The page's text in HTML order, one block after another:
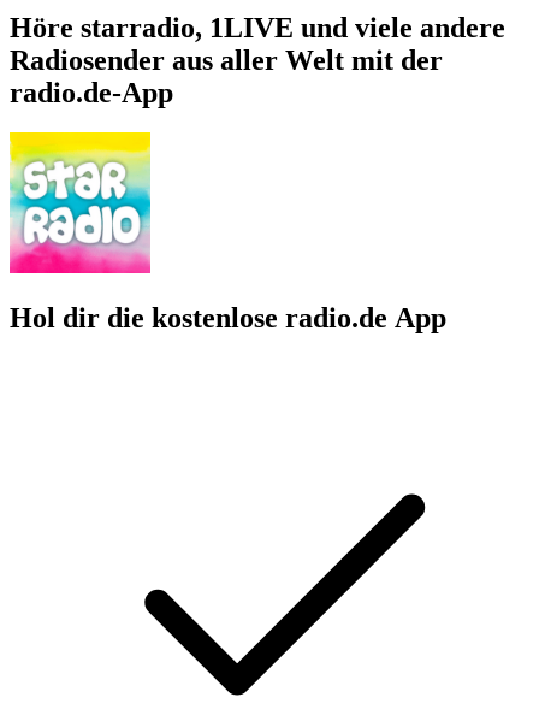
Höre starradio, 1LIVE und viele andere
Radiosender aus aller Welt mit der
radio.de-App
Hol dir die kostenlose radio.de App